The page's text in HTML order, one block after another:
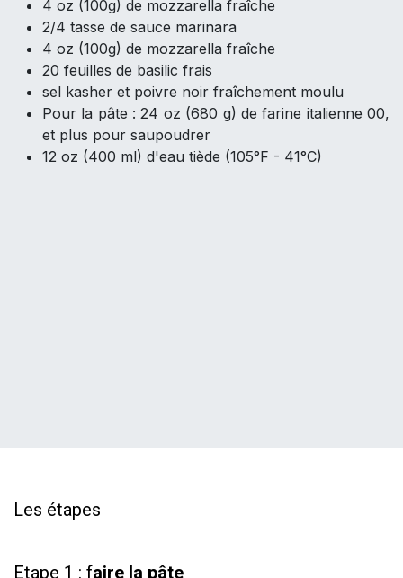
4 oz (100g) de mozzarella fraîche
2/4 tasse de sauce marinara
4 oz (100g) de mozzarella fraîche
20 feuilles de basilic frais
sel kasher et poivre noir fraîchement moulu
Pour la pâte : 24 oz (680 g) de farine italienne 00,
et plus pour saupoudrer
12 oz (400 ml) d'eau tiède (105°F - 41°C)
Les étapes
Etape 1 : faire la pâte